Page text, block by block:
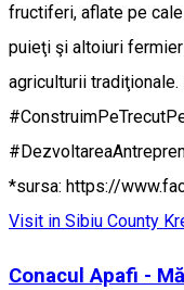
fructiferi, aflate pe
puieţi şi altoiuri
agriculturii
*sursa: https://
Visit in Sibiu County
Conacul Apafi -